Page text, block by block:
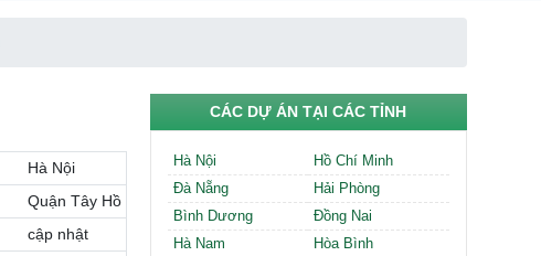
Cần thuê MBKD tại Phường Yên Hòa
Cần thuê MBKD tại Phường Nghĩa Độ
Cần thuê MBKD tại Phường Phương Liệt
Cần thuê MBKD tại Phường Khương Đình
Cần thuê MBKD tại Phường Yên Sở
Cần thuê MBKD tại Phường Hoàng Liệt
Cần thuê MBKD tại Phường Định Công
Hà Nội
Quận Tây Hồ
cập nhật
CÁC DỰ ÁN TẠI CÁC TỈNH
Hà Nội
Hồ Chí Minh
Đà Nẵng
Hải Phòng
Bình Dương
Đồng Nai
Hà Nam
Hòa Bình